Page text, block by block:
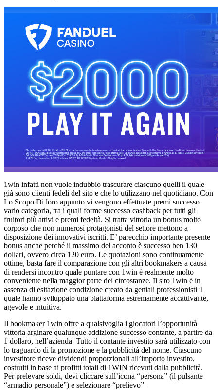
1win infatti non vuole indubbio trascurare ciascuno quelli il quale
già sono clienti fedeli del sito e che lo utilizzano nel quotidiano. Con
Lo Scopo Di loro appunto vi vengono effettuate premi successo
vario categoria, tra i quali forme successo cashback per tutti gli
fruitori più attivi e premi fedeltà. Si tratta vittoria un bonus molto
corposo che non numerosi protagonisti del settore mettono a
disposizione dei innovativi iscritti. E’ parecchio importante presente
bonus anche perché il massimo del acconto è successo ben 130
dollari, ovvero circa 120 euro. Le quotazioni sono continuamente
ottime, basta fare il comparazione con gli altri bookmakers a causa
di rendersi incontro quale puntare con 1win è realmente molto
conveniente nella maggior parte dei circostanze. Il sito 1win è in
assenza di esitazione condizione creato da geniali professionisti il
quale hanno sviluppato una piattaforma estremamente accattivante,
agevole e intuitiva.
Il bookmaker 1win offre a qualsivoglia i giocatori l’opportunità
vittoria arginare qualunque addizione successo contante, a partire da
1 dollaro, nell’azienda. Tutto il contante investito sarà utilizzato con
lo traguardo di la promozione e la pubblicità del nome. Ciascuno
investitore riceve dividendi proporzionali all’importo investito,
costruiti in base ai profitti totali di 1WIN ricevuti dalla pubblicità.
Per prelevare soldi, devi cliccare sull’icona “persona” (il pulsante
“armadio personale”) e selezionare “prelievo”.